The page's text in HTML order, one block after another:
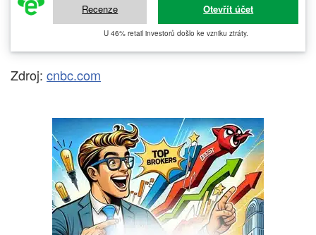
Recenze Otevřít účet
U 46% retail investorů došlo ke vzniku ztráty.
Zdroj: cnbc.com